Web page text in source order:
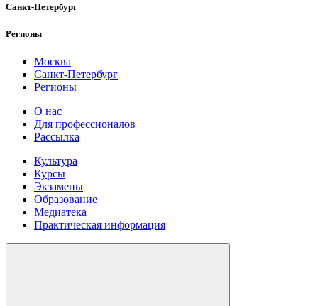
Санкт-Петербург
Регионы
Москва
Санкт-Петербург
Регионы
О нас
Для профессионалов
Рассылка
Культура
Курсы
Экзамены
Образование
Медиатека
Практическая информация